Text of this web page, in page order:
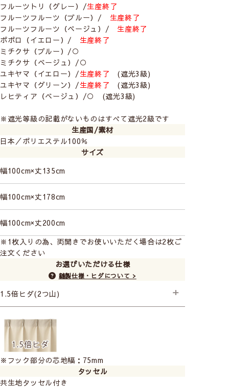
2級遮光
カウニスクッカ
（ブルーグリーン）
2級遮光
2級遮光
サンフラワー
2級遮光
(ダークブルー)
3級遮光
イハナ
(イエロー)
2級遮光
イハナ
2級遮光
オハナバタケ
2級遮光
オハナバタケ
(ミックス)
生産終了
フルーツトリ（グレー）/生産終了
フルーツフルーツ（ブルー）/ 生産終了
フルーツフルーツ（ベージュ）/ 生産終了
ポポロ（イエロー）/ 生産終了
ミチクサ（ブルー）/○
ミチクサ（ベージュ）/○
ユキヤマ（イエロー）/生産終了 (遮光3級)
ユキヤマ（グリーン）/生産終了 (遮光3級)
レヒティア（ベージュ）/○ (遮光3級)
※遮光等級の記載がないものはすべて遮光2級です
生産国/素材
日本／ポリエステル100％
サイズ
幅100cm×丈135cm
幅100cm×丈178cm
幅100cm×丈200cm
※1枚入りの為、両開きでお使いいただく場合は2枚ご
注文ください
お選びいただける仕様
縫製仕様・ヒダについて >
1.5倍ヒダ(2つ山)
※フック部分の芯地幅：75mm
タッセル
共生地タッセル付き